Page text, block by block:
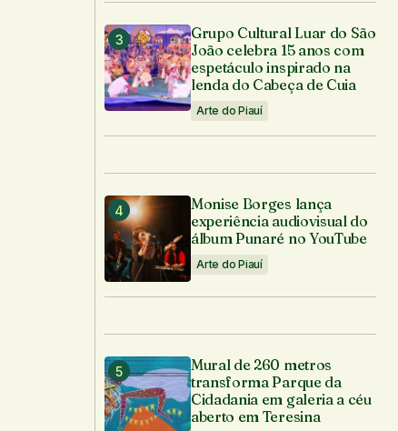
Grupo Cultural Luar do São
João celebra 15 anos com
espetáculo inspirado na
lenda do Cabeça de Cuia
Arte do Piauí
Monise Borges lança
experiência audiovisual do
álbum Punaré no YouTube
Arte do Piauí
Mural de 260 metros
transforma Parque da
Cidadania em galeria a céu
aberto em Teresina